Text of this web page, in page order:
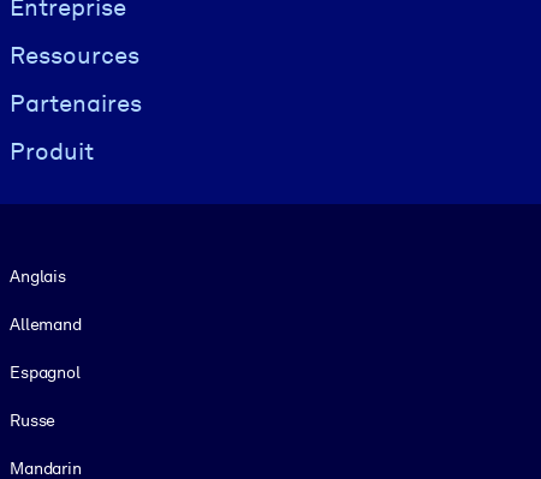
Entreprise
Ressources
Partenaires
Produit
Anglais
Allemand
Espagnol
Russe
Mandarin